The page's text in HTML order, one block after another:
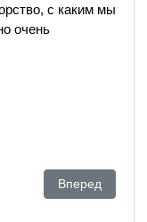
с каким мы
очень
за грустные глаза?
Следующий:
Вперед